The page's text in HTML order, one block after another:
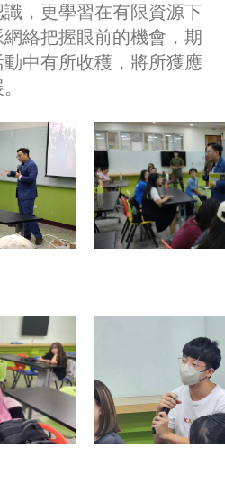
，更學習在有限資源下
絡把握眼前的機會，期
中有所收穫，將所獲應